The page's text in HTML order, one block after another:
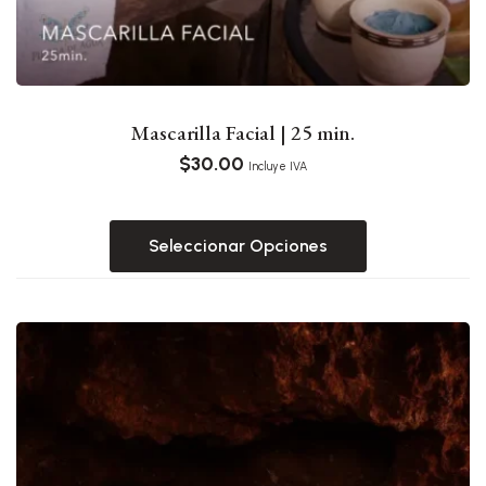
Mascarilla Facial | 25 min.
$30.00 Incluye IVA
Seleccionar Opciones
Este
múltiples
variantes.
opciones
se
pueden